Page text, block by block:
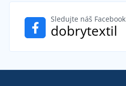
Sledujte náš Facebook
dobrytextil